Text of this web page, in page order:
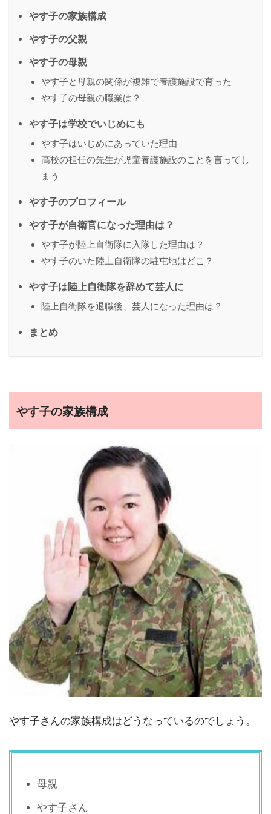
やす子の家族構成
やす子の父親
やす子の母親
やす子と母親の関係が複雑で養護施設で育った
やす子の母親の職業は？
やす子は学校でいじめにも
やす子はいじめにあっていた理由
高校の担任の先生が児童養護施設のことを言ってし
まう
やす子のプロフィール
やす子が自衛官になった理由は？
やす子が陸上自衛隊に入隊した理由は？
やす子のいた陸上自衛隊の駐屯地はどこ？
やす子は陸上自衛隊を辞めて芸人に
陸上自衛隊を退職後、芸人になった理由は？
まとめ
やす子の家族構成
やす子さんの家族構成はどうなっているのでしょう。
母親
やす子さん